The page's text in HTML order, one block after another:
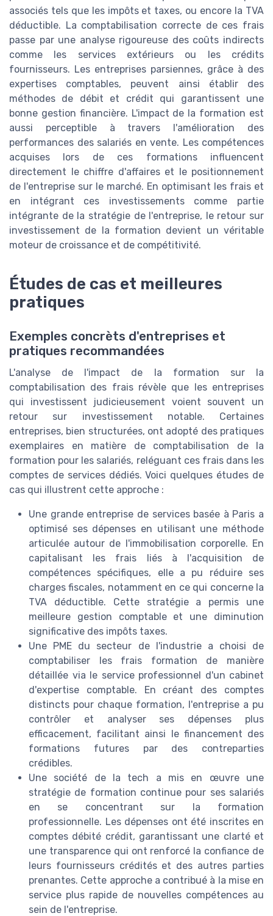
associés tels que les impôts et taxes, ou encore la TVA
déductible. La comptabilisation correcte de ces frais
passe par une analyse rigoureuse des coûts indirects
comme les services extérieurs ou les crédits
fournisseurs. Les entreprises parsiennes, grâce à des
expertises comptables, peuvent ainsi établir des
méthodes de débit et crédit qui garantissent une
bonne gestion financière. L'impact de la formation est
aussi perceptible à travers l'amélioration des
performances des salariés en vente. Les compétences
acquises lors de ces formations influencent
directement le chiffre d'affaires et le positionnement
de l'entreprise sur le marché. En optimisant les frais et
en intégrant ces investissements comme partie
intégrante de la stratégie de l'entreprise, le retour sur
investissement de la formation devient un véritable
moteur de croissance et de compétitivité.
Études de cas et meilleures
pratiques
Exemples concrèts d'entreprises et
pratiques recommandées
L'analyse de l'impact de la formation sur la
comptabilisation des frais révèle que les entreprises
qui investissent judicieusement voient souvent un
retour sur investissement notable. Certaines
entreprises, bien structurées, ont adopté des pratiques
exemplaires en matière de comptabilisation de la
formation pour les salariés, reléguant ces frais dans les
comptes de services dédiés. Voici quelques études de
cas qui illustrent cette approche :
Une grande entreprise de services basée à Paris a
optimisé ses dépenses en utilisant une méthode
articulée autour de l'immobilisation corporelle. En
capitalisant les frais liés à l'acquisition de
compétences spécifiques, elle a pu réduire ses
charges fiscales, notamment en ce qui concerne la
TVA déductible. Cette stratégie a permis une
meilleure gestion comptable et une diminution
significative des impôts taxes.
Une PME du secteur de l'industrie a choisi de
comptabiliser les frais formation de manière
détaillée via le service professionnel d'un cabinet
d'expertise comptable. En créant des comptes
distincts pour chaque formation, l'entreprise a pu
contrôler et analyser ses dépenses plus
efficacement, facilitant ainsi le financement des
formations futures par des contreparties
crédibles.
Une société de la tech a mis en œuvre une
stratégie de formation continue pour ses salariés
en se concentrant sur la formation
professionnelle. Les dépenses ont été inscrites en
comptes débité crédit, garantissant une clarté et
une transparence qui ont renforcé la confiance de
leurs fournisseurs crédités et des autres parties
prenantes. Cette approche a contribué à la mise en
service plus rapide de nouvelles compétences au
sein de l'entreprise.